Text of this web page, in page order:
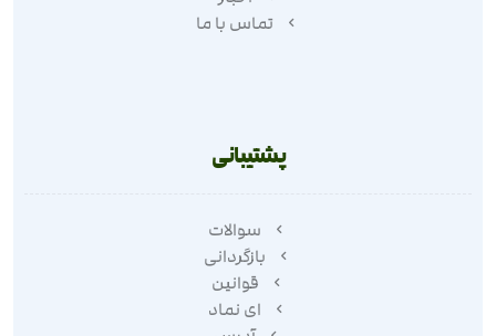
تماس با ما
پشتیبانی
سوالات
بازگردانی
قوانین
ای نماد